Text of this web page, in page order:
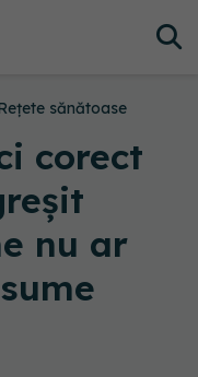
sănătoase
corect
nu ar